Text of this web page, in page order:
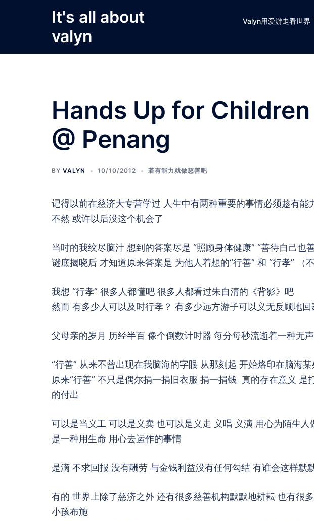
It's all about
valyn
Valyn用爱游走看世界
Hands Up for
@ Penang
BY VALYN 10/10/2012 若有能力就做慈善吧
记得以前在慈济大专营学过 人生中有两种重要的事情必须趁有能
不然 或许以后没这个机会了
当时的我绞尽脑汁 想到的答案尽是 “照顾身体健康” “善待自己也
谜底揭晓后 才知道原来答案是 为他人着想的“行善” 和 “行孝” （
我想 “行孝” 很多人都懂吧 很多人都看过朱自清的《背影》吧
然而 有多少人可以及时行孝？ 有多少远方游子可以义无反顾地回
父母亲的岁月 历经半百 像个倒数计时器 每分每秒流逝着一种无
“行善” 从来不曾出现在我脑海的字眼 从那刻起 开始烙印在脑海
原来“行善” 不只是偶尔捐一捐旧衣服 捐一捐钱 真的存在意义 是
的付出
可以是当义工 可以是义卖 也可以是义走 义唱 义演 用心为陌生人
是一种用生命 用心去运作的事情
是滴 不求回报 没有酬劳 与金钱利益没有任何勾结 有谁会这样默
有的 世界上除了慈济之外 还有很多慈善机构默默地耕耘 也有很
小孩布施